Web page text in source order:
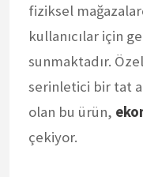
fiziksel
kullanıcılar için
sunmaktadır.
serinletici bir tat
olan bu ürün,
çekiyor.